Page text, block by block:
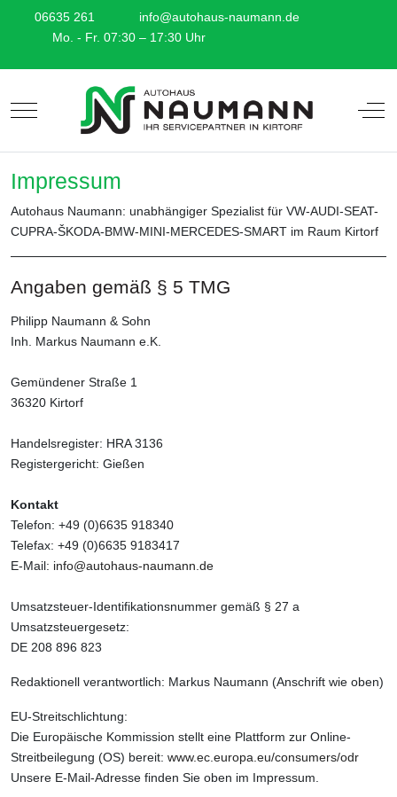
06635 261
info@autohaus-naumann.de
Mo. - Fr. 07:30 – 17:30 Uhr
Mobile Menu Toggle Off-
Impressum
Autohaus Naumann: unabhängiger Spezialist für VW-AUDI-SEAT-
CUPRA-ŠKODA-BMW-MINI-MERCEDES-SMART im Raum Kirtorf
Angaben gemäß § 5 TMG
Philipp Naumann & Sohn
Inh. Markus Naumann e.K.
Gemündener Straße 1
36320 Kirtorf
Handelsregister: HRA 3136
Registergericht: Gießen
Kontakt
Telefon: +49 (0)6635 918340
Telefax: +49 (0)6635 9183417
E-Mail: info@autohaus-naumann.de
Umsatzsteuer-Identifikationsnummer gemäß § 27 a
Umsatzsteuergesetz:
DE 208 896 823
Redaktionell verantwortlich: Markus Naumann (Anschrift wie oben)
EU-Streitschlichtung:
Die Europäische Kommission stellt eine Plattform zur Online-
Streitbeilegung (OS) bereit: www.ec.europa.eu/consumers/odr
Unsere E-Mail-Adresse finden Sie oben im Impressum.